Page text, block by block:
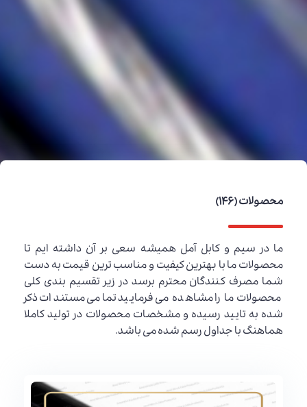
محصولات (146)
ما در سیم و کابل آمل همیشه سعی بر آن داشته ایم تا
محصولات ما با بهترین کیفیت و مناسب ترین قیمت به دست
شما مصرف کنندگان محترم برسد در زیر تقسیم بندی کلی
محصولات ما را مشاهده می فرمایید تمامی مستندات ذکر
شده به تایید رسیده و مشخصات محصولات در تولید کاملا
هماهنگ با جداول رسم شده می باشد.